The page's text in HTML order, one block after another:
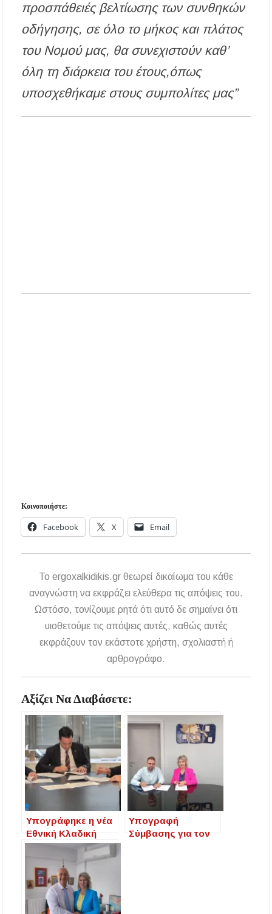
προσπάθειές βελτίωσης των συνθηκών
οδήγησης, σε όλο το μήκος και πλάτος
του Νομού μας, θα συνεχιστούν καθ’
όλη τη διάρκεια του έτους,όπως
υποσχεθήκαμε στους συμπολίτες μας”
Κοινοποιήστε:
Facebook X Email
To ergoxalkidikis.gr θεωρεί δικαίωμα του κάθε
αναγνώστη να εκφράζει ελεύθερα τις απόψεις του.
Ωστόσο, τονίζουμε ρητά ότι αυτό δε σημαίνει ότι
υιοθετούμε τις απόψεις αυτές, καθώς αυτές
εκφράζουν τον εκάστοτε χρήστη, σχολιαστή ή
αρθρογράφο.
Αξίζει Να Διαβάσετε:
Υπογράφηκε η νέα
Εθνική Κλαδική
Συλλογική Σύμβαση
Εργασίας στον
ξενοδοχειακό
κλάδο
Υπογραφή
Σύμβασης για τον